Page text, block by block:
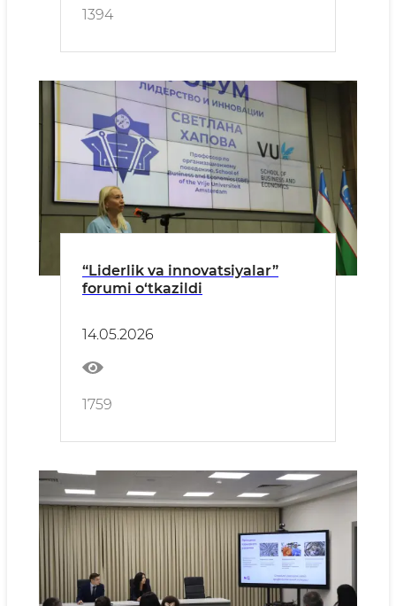
1394
“Liderlik va innovatsiyalar”
forumi o‘tkazildi
14.05.2026
1759